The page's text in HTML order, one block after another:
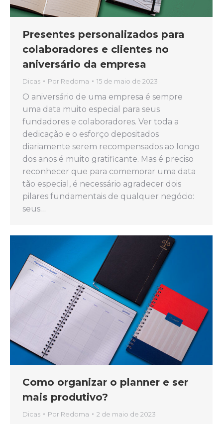
Presentes personalizados para
colaboradores e clientes no
aniversário da empresa
Dicas Por Redoma 15 de maio de 2023
O aniversário de uma empresa é sempre
uma data muito especial para seus
fundadores e colaboradores. Ver toda a
dedicação e o esforço depositados
diariamente serem recompensados ao longo
dos anos é muito gratificante. Mas é preciso
reconhecer que para comemorar uma data
tão especial, é necessário agradecer dois
pilares fundamentais de qualquer negócio:
seus…
Como organizar o planner e ser
mais produtivo?
Dicas Por Redoma 2 de maio de 2023